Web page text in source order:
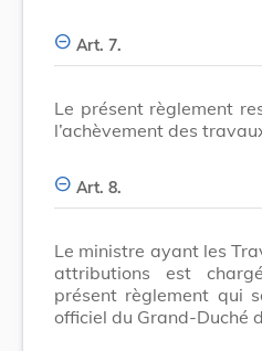
Art. 7.
Le présent règlement
l’achèvement des
Art. 8.
Le ministre ayant les
attributions est
présent règlement qui
officiel du Grand-Duché